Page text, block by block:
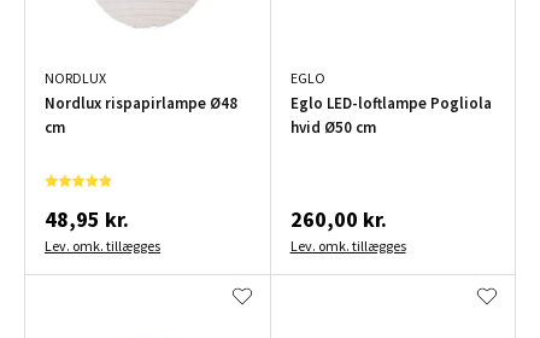
NORDLUX
Nordlux rispapirlampe Ø48
cm
48,95 kr.
Lev. omk. tillægges
EGLO
Eglo LED-loftlampe Pogliola
hvid Ø50 cm
260,00 kr.
Lev. omk. tillægges